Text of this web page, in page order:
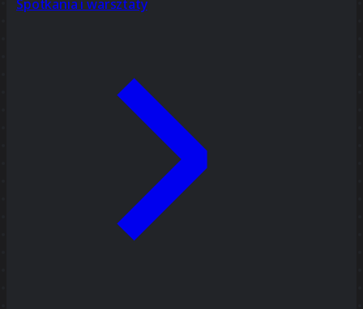
Spotkania i warsztaty